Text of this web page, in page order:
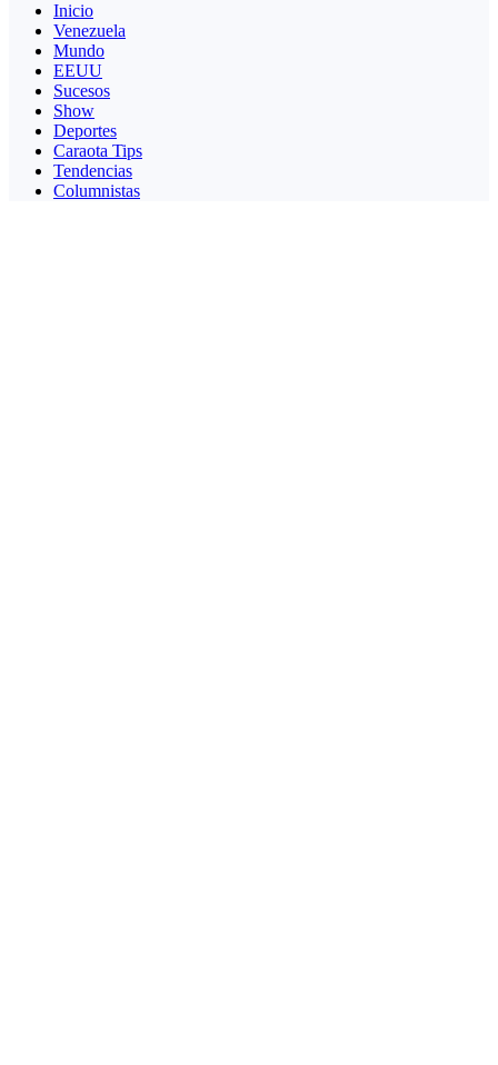
Inicio
Venezuela
Mundo
EEUU
Sucesos
Show
Deportes
Caraota Tips
Tendencias
Columnistas